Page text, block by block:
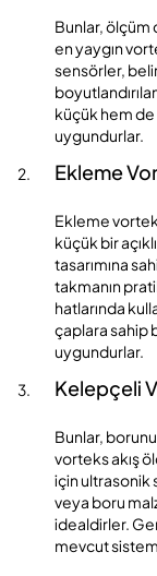
Bunlar, ölçüm
en yaygın
sensörler,
küçük hem de
uygundurlar.
Ekleme
Ekleme
küçük bir
tasarımına
takmanın
hatlarında
çaplara sahip
uygundurlar.
Kelepçeli
Bunlar,
vorteks akış
için ultrasonik
veya boru
idealdirler.
mevcut